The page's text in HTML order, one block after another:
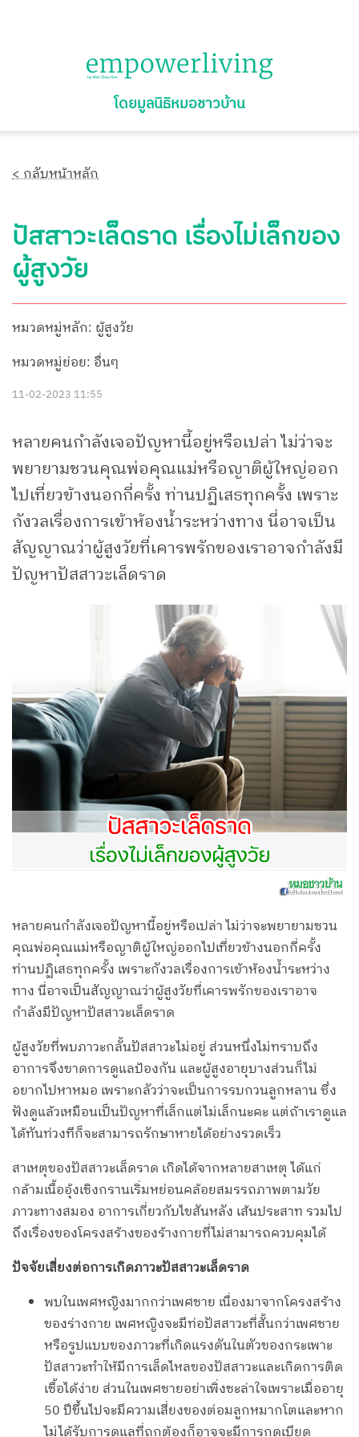
โดยมูลนิธิหมอชาวบ้าน
< กลับหน้าหลัก
ปัสสาวะเล็ดราด เรื่องไม่เล็กของ
ผู้สูงวัย
หมวดหมู่หลัก: ผู้สูงวัย
หมวดหมู่ย่อย: อื่นๆ
11-02-2023 11:55
หลายคนกำลังเจอปัญหานี้อยู่หรือเปล่า ไม่ว่าจะ
พยายามชวนคุณพ่อคุณแม่หรือญาติผู้ใหญ่ออก
ไปเที่ยวข้างนอกกี่ครั้ง ท่านปฏิเสธทุกครั้ง เพราะ
กังวลเรื่องการเข้าห้องน้ำระหว่างทาง นี่อาจเป็น
สัญญาณว่าผู้สูงวัยที่เคารพรักของเราอาจกำลังมี
ปัญหาปัสสาวะเล็ดราด
หลายคนกำลังเจอปัญหานี้อยู่หรือเปล่า ไม่ว่าจะพยายามชวน
คุณพ่อคุณแม่หรือญาติผู้ใหญ่ออกไปเที่ยวข้างนอกกี่ครั้ง
ท่านปฏิเสธทุกครั้ง เพราะกังวลเรื่องการเข้าห้องน้ำระหว่าง
ทาง นี่อาจเป็นสัญญาณว่าผู้สูงวัยที่เคารพรักของเราอาจ
กำลังมีปัญหาปัสสาวะเล็ดราด
ผู้สูงวัยที่พบภาวะกลั้นปัสสาวะไม่อยู่ ส่วนหนึ่งไม่ทราบถึง
อาการจึงขาดการดูแลป้องกัน และผู้สูงอายุบางส่วนก็ไม่
อยากไปหาหมอ เพราะกลัวว่าจะเป็นการรบกวนลูกหลาน ซึ่ง
ฟังดูแล้วเหมือนเป็นปัญหาที่เล็กแต่ไม่เล็กนะคะ แต่ถ้าเราดูแล
ได้ทันท่วงทีก็จะสามารถรักษาหายได้อย่างรวดเร็ว
สาเหตุของปัสสาวะเล็ดราด เกิดได้จากหลายสาเหตุ ได้แก่
กล้ามเนื้ออุ้งเชิงกรานเริ่มหย่อนคล้อยสมรรถภาพตามวัย
ภาวะทางสมอง อาการเกี่ยวกับไขสันหลัง เส้นประสาท รวมไป
ถึงเรื่องของโครงสร้างของร้างกายที่ไม่สามารถควบคุมได้
ปัจจัยเสี่ยงต่อการเกิดภาวะปัสสาวะเล็ดราด
พบในเพศหญิงมากกว่าเพศชาย เนื่องมาจากโครงสร้าง
ของร่างกาย เพศหญิงจะมีท่อปัสสาวะที่สั้นกว่าเพศชาย
หรือรูปแบบของภาวะที่เกิดแรงดันในตัวของกระเพาะ
ปัสสาวะทำให้มีการเล็ดไหลของปัสสาวะและเกิดการติด
เชื้อได้ง่าย ส่วนในเพศชายอย่าเพิ่งชะล่าใจเพราะเมื่ออายุ
50 ปีขึ้นไปจะมีความเสี่ยงของต่อมลูกหมากโตและหาก